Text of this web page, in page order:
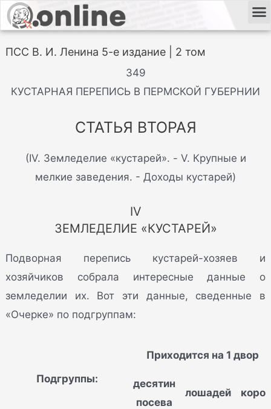
ПСС В. И. Ленина 5-е издание | 2 том
349
КУСТАРНАЯ ПЕРЕПИСЬ В ПЕРМСКОЙ ГУБЕРНИИ
СТАТЬЯ ВТОРАЯ
(IV. Земледелие «кустарей». - V. Крупные и
мелкие заведения. - Доходы кустарей)
IV
ЗЕМЛЕДЕЛИЕ «КУСТАРЕЙ»
Подворная перепись кустарей-хозяев и
хозяйчиков собрала интересные данные о
земледелии их. Вот эти данные, сведенные в
«Очерке» по подгруппам:
Подгруппы:
Приходится на 1 двор
десятин
посева
лошадей